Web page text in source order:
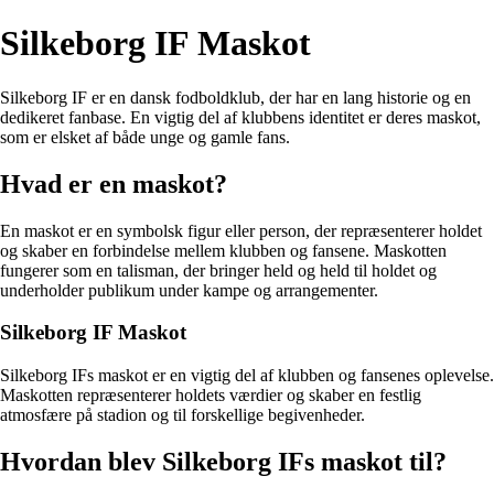
Silkeborg IF Maskot
Silkeborg IF er en dansk fodboldklub, der har en lang historie og en
dedikeret fanbase. En vigtig del af klubbens identitet er deres maskot,
som er elsket af både unge og gamle fans.
Hvad er en maskot?
En maskot er en symbolsk figur eller person, der repræsenterer holdet
og skaber en forbindelse mellem klubben og fansene. Maskotten
fungerer som en talisman, der bringer held og held til holdet og
underholder publikum under kampe og arrangementer.
Silkeborg IF Maskot
Silkeborg IFs maskot er en vigtig del af klubben og fansenes oplevelse.
Maskotten repræsenterer holdets værdier og skaber en festlig
atmosfære på stadion og til forskellige begivenheder.
Hvordan blev Silkeborg IFs maskot til?